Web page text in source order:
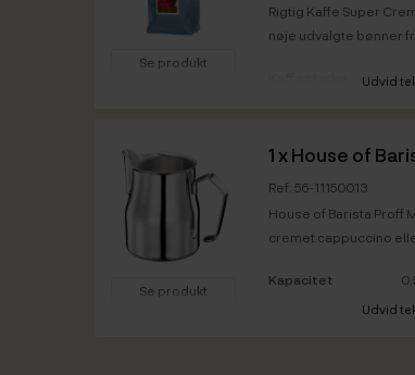
Se produkt
Rigtig Kaffe Super
nøje udvalgte bønner
Udvid
Se produkt
1 xHouse of
Ref: 56-11150013
House of Barista Proff
cremet cappuccino
Kapacitet
Udvid